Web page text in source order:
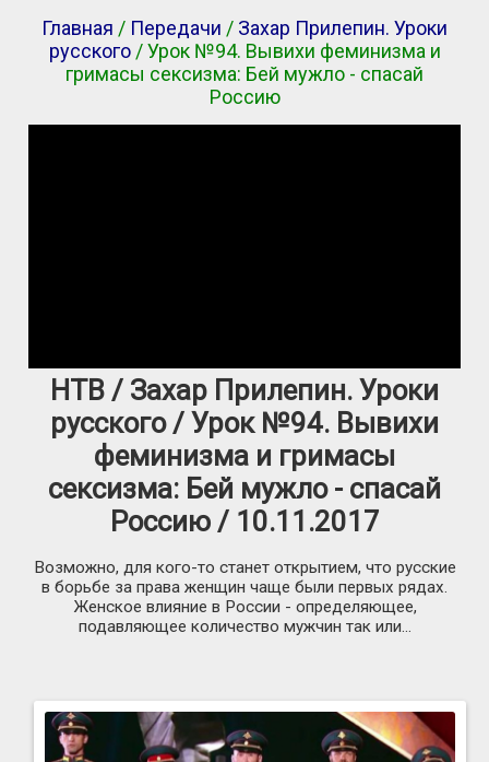
Главная / Передачи / Захар Прилепин. Уроки
русского/ Урок №94. Вывихи феминизма и
гримасы сексизма: Бей мужло - спасай
Россию
НТВ / Захар Прилепин. Уроки
русского / Урок №94. Вывихи
феминизма и гримасы
сексизма: Бей мужло - спасай
Россию / 10.11.2017
Возможно, для кого-то станет открытием, что русские
в борьбе за права женщин чаще были первых рядах.
Женское влияние в России - определяющее,
подавляющее количество мужчин так или...